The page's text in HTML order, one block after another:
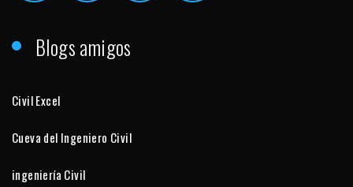
Blogs amigos
Civil Excel
Cueva del Ingeniero Civil
ingeniería Civil